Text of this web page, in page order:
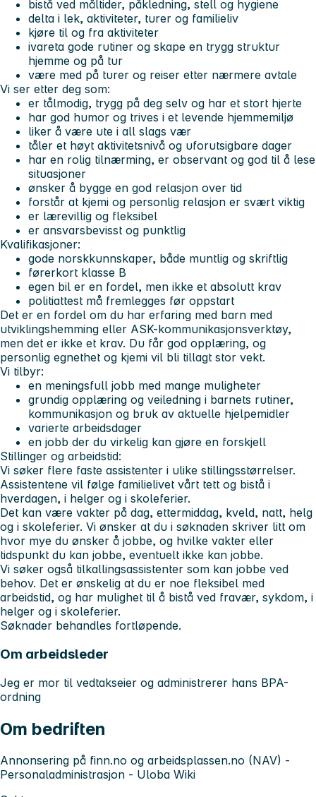
bistå ved måltider, påkledning, stell og hygiene
delta i lek, aktiviteter, turer og familieliv
kjøre til og fra aktiviteter
ivareta gode rutiner og skape en trygg struktur
hjemme og på tur
være med på turer og reiser etter nærmere avtale
Vi ser etter deg som:
er tålmodig, trygg på deg selv og har et stort hjerte
har god humor og trives i et levende hjemmemiljø
liker å være ute i all slags vær
tåler et høyt aktivitetsnivå og uforutsigbare dager
har en rolig tilnærming, er observant og god til å lese
situasjoner
ønsker å bygge en god relasjon over tid
forstår at kjemi og personlig relasjon er svært viktig
er lærevillig og fleksibel
er ansvarsbevisst og punktlig
Kvalifikasjoner:
gode norskkunnskaper, både muntlig og skriftlig
førerkort klasse B
egen bil er en fordel, men ikke et absolutt krav
politiattest må fremlegges før oppstart
Det er en fordel om du har erfaring med barn med
utviklingshemming eller ASK-kommunikasjonsverktøy,
men det er ikke et krav. Du får god opplæring, og
personlig egnethet og kjemi vil bli tillagt stor vekt.
Vi tilbyr:
en meningsfull jobb med mange muligheter
grundig opplæring og veiledning i barnets rutiner,
kommunikasjon og bruk av aktuelle hjelpemidler
varierte arbeidsdager
en jobb der du virkelig kan gjøre en forskjell
Stillinger og arbeidstid:
Vi søker flere faste assistenter i ulike stillingsstørrelser.
Assistentene vil følge familielivet vårt tett og bistå i
hverdagen, i helger og i skoleferier.
Det kan være vakter på dag, ettermiddag, kveld, natt, helg
og i skoleferier. Vi ønsker at du i søknaden skriver litt om
hvor mye du ønsker å jobbe, og hvilke vakter eller
tidspunkt du kan jobbe, eventuelt ikke kan jobbe.
Vi søker også tilkallingsassistenter som kan jobbe ved
behov. Det er ønskelig at du er noe fleksibel med
arbeidstid, og har mulighet til å bistå ved fravær, sykdom, i
helger og i skoleferier.
Søknader behandles fortløpende.
Om arbeidsleder
Jeg er mor til vedtakseier og administrerer hans BPA-
ordning
Om bedriften
Annonsering på finn.no og arbeidsplassen.no (NAV) -
Personaladministrasjon - Uloba Wiki